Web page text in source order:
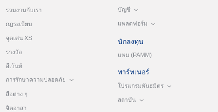
ร่วมงานกับเรา
กฎระเบียบ
จุดเด่น XS
รางวัล
อีเว้นท์
การรักษาความปลอดภัย
สื่อต่าง ๆ
จิตอาสา
บัญชี
แพลตฟอร์ม
นักลงทุน
แพม (PAMM)
พาร์ทเนอร์
โปรแกรมพันธมิตร
สถาบัน